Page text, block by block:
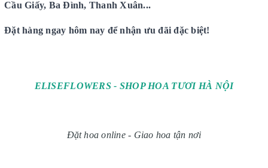
Cầu Giấy, Ba Đình, Thanh Xuân...
Đặt hàng ngay hôm nay để nhận ưu đãi đặc biệt!
ELISEFLOWERS - SHOP HOA TƯƠI HÀ NỘI
Đặt hoa online - Giao hoa tận nơi